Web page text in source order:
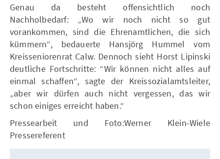
Genau da besteht offensichtlich noch
Nachholbedarf: „Wo wir noch nicht so gut
vorankommen, sind die Ehrenamtlichen, die sich
kümmern“, bedauerte Hansjörg Hummel vom
Kreisseniorenrat Calw. Dennoch sieht Horst Lipinski
deutliche Fortschritte: “Wir können nicht alles auf
einmal schaffen“, sagte der Kreissozialamtsleiter,
„aber wir dürfen auch nicht vergessen, das wir
schon einiges erreicht haben.“
Pressearbeit und Foto:Werner Klein-Wiele
Pressereferent